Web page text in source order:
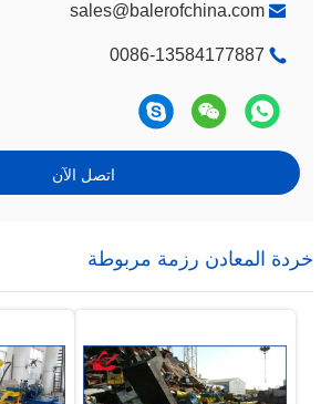
sales@balerofchina.com
0086-13584177887
اتصل الآن
خردة المعادن رزمة مربوطة